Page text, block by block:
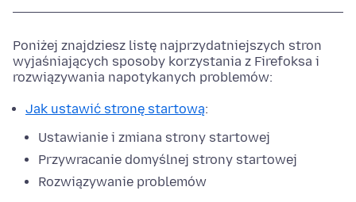
Poniżej znajdziesz listę najprzydatniejszych stron
wyjaśniających sposoby korzystania z Firefoksa i
rozwiązywania napotykanych problemów:
Jak ustawić stronę startową:
Ustawianie i zmiana strony startowej
Przywracanie domyślnej strony startowej
Rozwiązywanie problemów